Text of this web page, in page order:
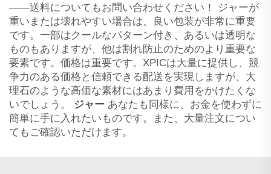
——送料についてもお問い合わせください！ ジャーが
重いまたは壊れやすい場合は、良い包装が非常に重要
です。一部はクールなパターン付き、あるいは透明な
ものもありますが、他は割れ防止のためのより重要な
要素です。価格は重要です。XPICは大量に提供し、競
争力のある価格と信頼できる配送を実現しますが、大
理石のような高価な素材にはあまり費用をかけたくな
いでしょう。
ジャー あなたも同様に、お金を使わずに
簡単に手に入れたいものです。また、大量注文につい
てもご確認いただけます。